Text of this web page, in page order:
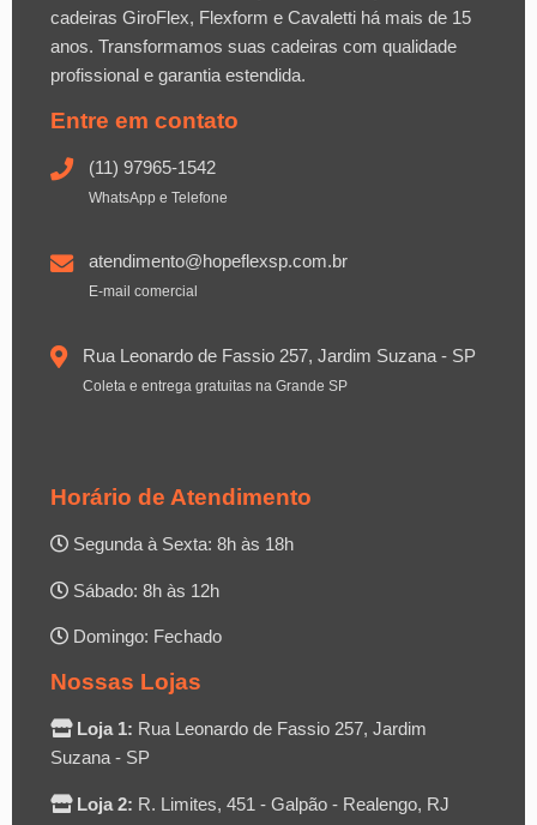
cadeiras GiroFlex, Flexform e Cavaletti há mais de 15
anos. Transformamos suas cadeiras com qualidade
profissional e garantia estendida.
Entre em contato
(11) 97965-1542
WhatsApp e Telefone
atendimento@hopeflexsp.com.br
E-mail comercial
Rua Leonardo de Fassio 257, Jardim Suzana - SP
Coleta e entrega gratuitas na Grande SP
Horário de Atendimento
Segunda à Sexta: 8h às 18h
Sábado: 8h às 12h
Domingo: Fechado
Nossas Lojas
Loja 1: Rua Leonardo de Fassio 257, Jardim
Suzana - SP
Loja 2: R. Limites, 451 - Galpão - Realengo, RJ